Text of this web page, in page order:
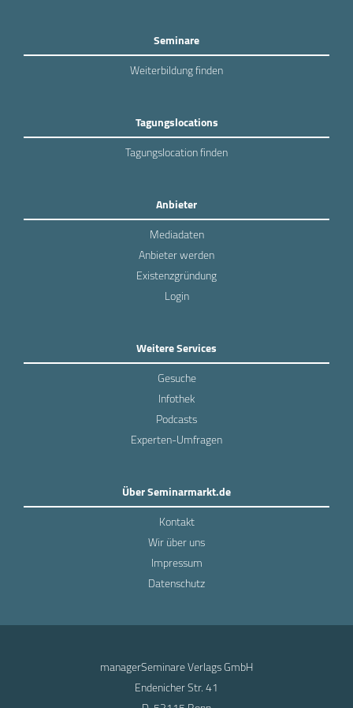
Seminare
Weiterbildung finden
Tagungslocations
Tagungslocation finden
Anbieter
Mediadaten
Anbieter werden
Existenzgründung
Login
Weitere Services
Gesuche
Infothek
Podcasts
Experten-Umfragen
Über Seminarmarkt.de
Kontakt
Wir über uns
Impressum
Datenschutz
managerSeminare Verlags GmbH
Endenicher Str. 41